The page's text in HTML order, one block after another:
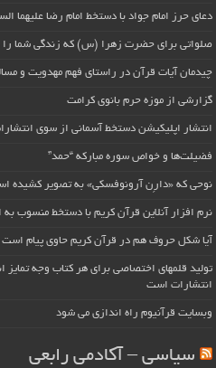
دعای حرز امام جواد با دستخط امام رضا علیهما
صلواتی برای حضرت زهرا (س) که زندگی شما را
چیدمان آیات قرآن در راستای فهم مهدویت و
گزارشی از موزه حرم بانوی کرامت
انتشار اپلیکیشن دستخط آسمانی از سوی
فضیلت‌ها و خواص سوره مبارکه “حمد”
نوحی که «دارِن آرونوفسکی» به تصویر کشیده
نرم افزار آنلاین قرآن کریم با دستخط منسوب
آیا شکل حروف هم در قرآن کریم حاوی پیام است
تولید قلمهای اختصاصی برای هر کتاب وجه تمایز
انتشارات است
وبسایت قرآنیوم راه اندازی می شود
سیاسی – آکادمی رابعی